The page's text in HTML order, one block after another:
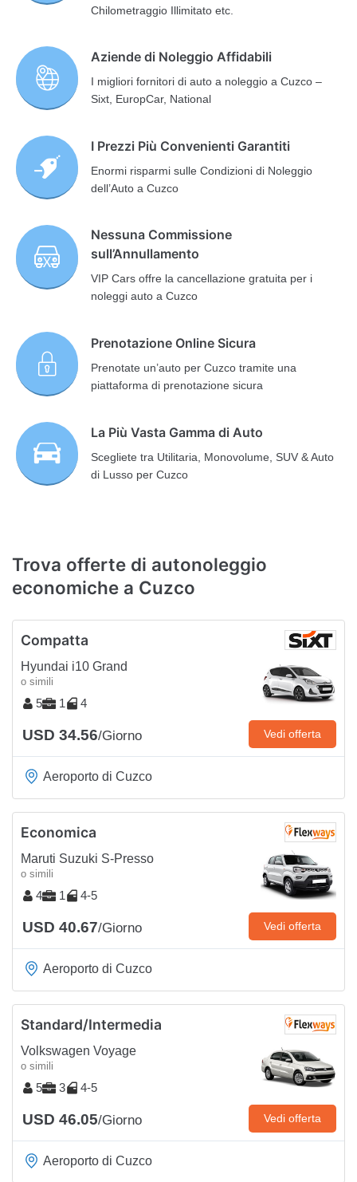
Chilometraggio Illimitato etc.
Aziende di Noleggio Affidabili
I migliori fornitori di auto a noleggio a Cuzco –
Sixt, EuropCar, National
I Prezzi Più Convenienti Garantiti
Enormi risparmi sulle Condizioni di Noleggio
dell’Auto a Cuzco
Nessuna Commissione
sull’Annullamento
VIP Cars offre la cancellazione gratuita per i
noleggi auto a Cuzco
Prenotazione Online Sicura
Prenotate un’auto per Cuzco tramite una
piattaforma di prenotazione sicura
La Più Vasta Gamma di Auto
Scegliete tra Utilitaria, Monovolume, SUV & Auto
di Lusso per Cuzco
Trova offerte di autonoleggio
economiche a Cuzco
Compatta
Hyundai i10 Grand
o simili
5 1 4
USD 34.56/Giorno Vedi offerta
Aeroporto di Cuzco
Economica
Maruti Suzuki S-Presso
o simili
4 1 4-5
USD 40.67/Giorno Vedi offerta
Aeroporto di Cuzco
Standard/Intermedia
Volkswagen Voyage
o simili
5 3 4-5
USD 46.05/Giorno Vedi offerta
Aeroporto di Cuzco